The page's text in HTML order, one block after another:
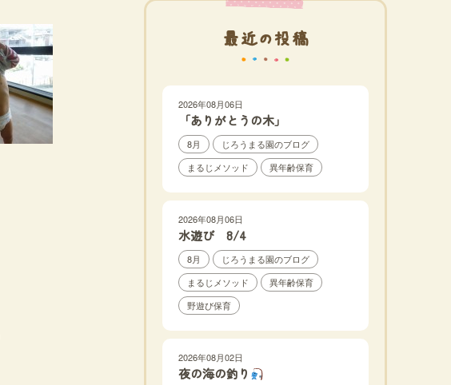
最近の投稿
2026年08月06日
「ありがとうの木」
8月
じろうまる園のブログ
まるじメソッド
異年齢保育
2026年08月06日
水遊び 8/4
8月
じろうまる園のブログ
まるじメソッド
異年齢保育
野遊び保育
2026年08月02日
夜の海の釣り